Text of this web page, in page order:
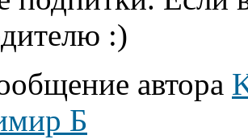
:)
автора
Б